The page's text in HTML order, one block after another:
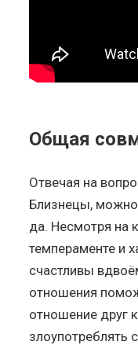
Общая
Отвечая на
Близнецы,
да. Несмотря на
темпераменте и
счастливы
отношения
отношение друг
злоупотреблять